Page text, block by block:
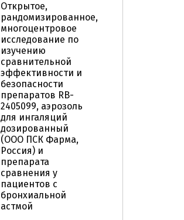
Открытое,
рандомизированное,
многоцентровое
исследование по
изучению
сравнительной
эффективности и
безопасности
препаратов RB-
2405099, аэрозоль
для ингаляций
дозированный
(ООО ПСК Фарма,
Россия) и
препарата
сравнения у
пациентов с
бронхиальной
астмой